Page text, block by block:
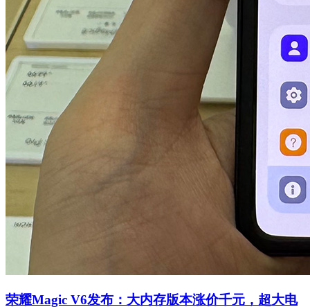
荣耀Magic V6发布：大内存版本涨价千元，超大电